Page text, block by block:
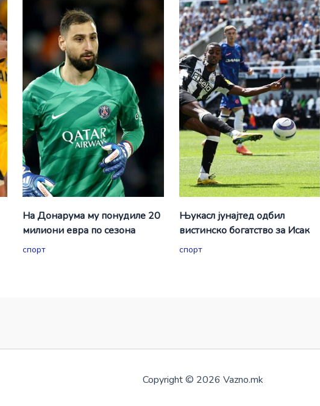
На Донарума му понудиле 20
милиони евра по сезона
спорт
Њукасл јунајтед одбил
вистинско богатство за Исак
спорт
Copyright © 2026 Vazno.mk